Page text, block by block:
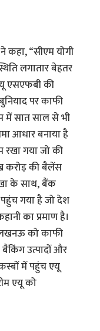
कहा, “सीएम योगी
लगातार बेहतर
एसएफबी की
पर काफी
में सात साल से भी
आधार बनाया है
रखा गया जो की
करोड़ की बैलेंस
के साथ, बैंक
गया है जो देश
का प्रमाण है।
को काफी
उत्पादों और
में पहुंच एयू
एयू को